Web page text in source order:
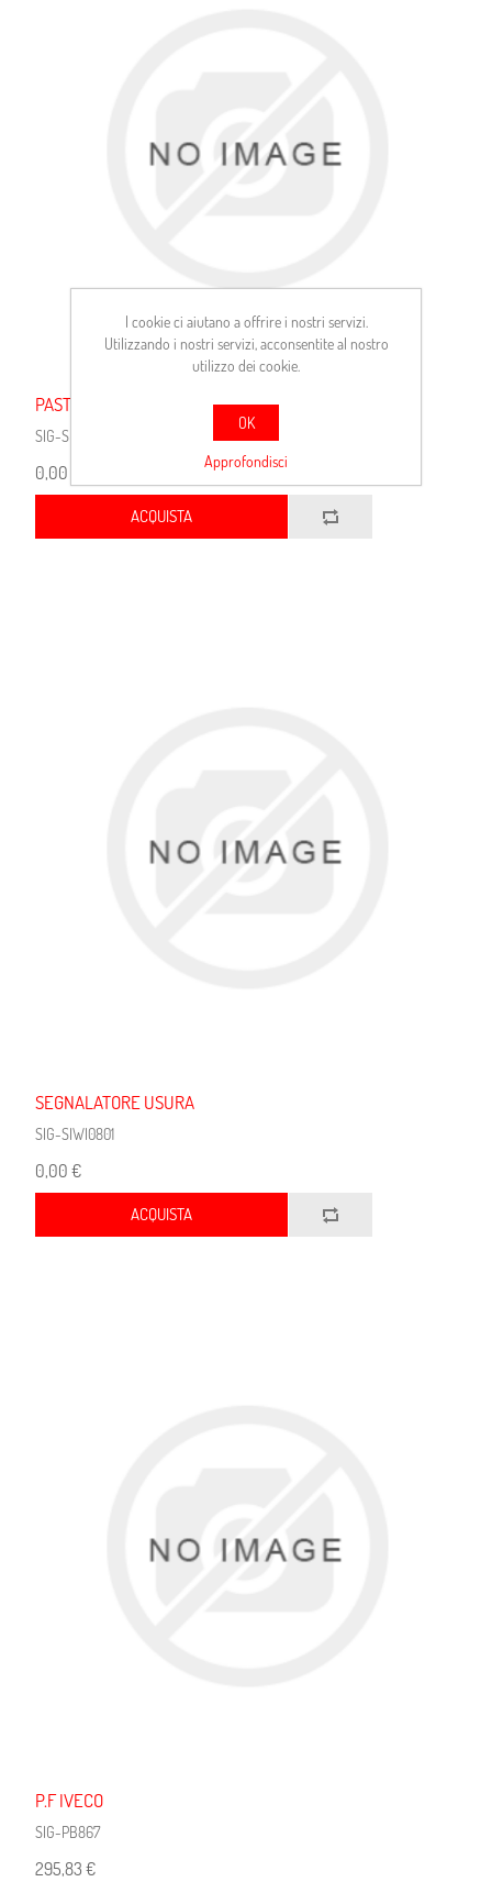
PAST.FRENO PORSCHE CAYENNE
SIG-SISPB457
0,00 €
ACQUISTA
SEGNALATORE USURA
SIG-SIWI0801
0,00 €
ACQUISTA
P.F IVECO
SIG-PB867
295,83 €
I cookie ci aiutano a offrire i nostri servizi.
Utilizzando i nostri servizi, acconsentite al nostro
utilizzo dei cookie.
OK
Approfondisci